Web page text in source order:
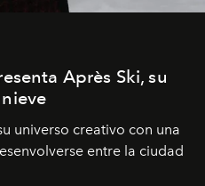
Après Ski, su
universo creativo con una
entre la ciudad